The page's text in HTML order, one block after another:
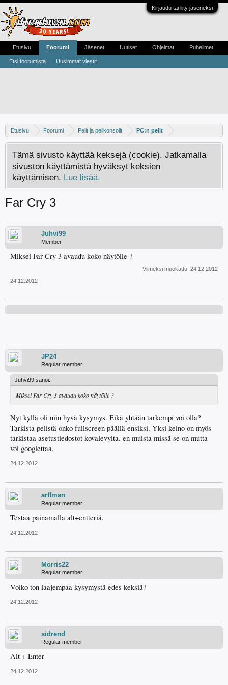
Kirjaudu tai liity jäseneksi
Etusivu Foorumi Pelit ja pelikonsolit PC:n pelit
Tämä sivusto käyttää keksejä (cookie). Jatkamalla
sivuston käyttämistä hyväksyt keksien
käyttämisen. Lue lisää.
Far Cry 3
Juhvi99
Member
Miksei Far Cry 3 avaudu koko näytölle ?
Viimeksi muokattu: 24.12.2012
24.12.2012
JP24
Regular member
Juhvi99 sanoi:
Miksei Far Cry 3 avaudu koko näytölle ?
Nyt kyllä oli niin hyvä kysymys. Eikä yhtään tarkempi voi olla?
Tarkista pelistä onko fullscreen päällä ensiksi. Yksi keino on myös
tarkistaa asetustiedostot kovalevylta. en muista missä se on mutta
voi googlettaa.
24.12.2012
arffman
Regular member
Testaa painamalla alt+entteriä.
24.12.2012
Morris22
Regular member
Voiko ton laajempaa kysymystä edes keksiä?
24.12.2012
sidrend
Regular member
Alt + Enter
24.12.2012
Etusivu Foorumi
Etsi foorumista Uusimmat viestit
Jäsenet Uutiset Ohjelmat Puhelimet